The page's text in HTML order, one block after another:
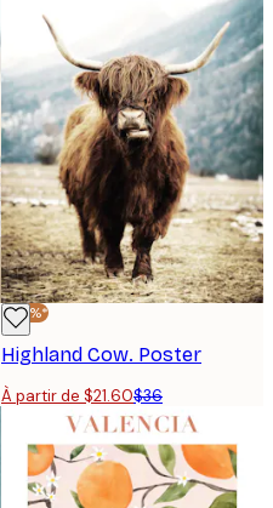
-40%*
Highland Cow. Poster
À partir de $21.60$36